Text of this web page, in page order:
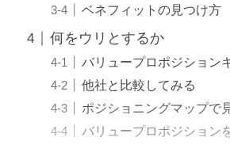
ベネフィットの見つけ方
何をウリとするか
バリュープロポジション
他社と比較してみる
ポジショニングマップで
バリュープロポジション